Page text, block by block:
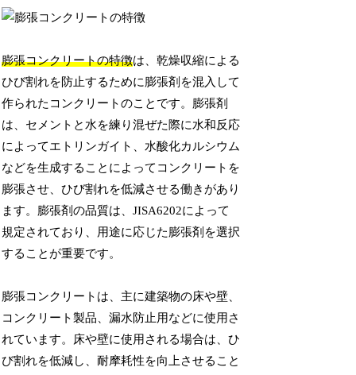
膨張コンクリートの特徴は、乾燥収縮による
ひび割れを防止するために膨張剤を混入して
作られたコンクリートのことです。膨張剤
は、セメントと水を練り混ぜた際に水和反応
によってエトリンガイト、水酸化カルシウム
などを生成することによってコンクリートを
膨張させ、ひび割れを低減させる働きがあり
ます。膨張剤の品質は、JISA6202によって
規定されており、用途に応じた膨張剤を選択
することが重要です。
膨張コンクリートは、主に建築物の床や壁、
コンクリート製品、漏水防止用などに使用さ
れています。床や壁に使用される場合は、ひ
び割れを低減し、耐摩耗性を向上させること